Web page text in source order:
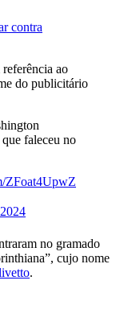
contra
ao
do publicitário
faleceu no
ZFoat4UpwZ
no gramado
cujo nome
.